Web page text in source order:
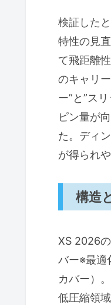
検証した
特性の見
て飛距離
のキャリ
ー”と”ス
ピン量が
た。ディ
が得られ
構造
XS 2026
バー※最適
カバー）
低圧縮領